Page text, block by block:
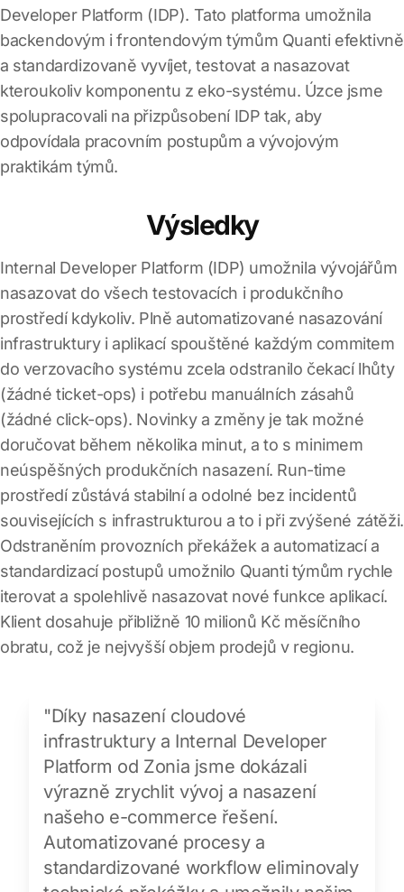
Developer Platform (IDP). Tato platforma umožnila
backendovým i frontendovým týmům Quanti efektivně
a standardizovaně vyvíjet, testovat a nasazovat
kteroukoliv komponentu z eko-systému. Úzce jsme
spolupracovali na přizpůsobení IDP tak, aby
odpovídala pracovním postupům a vývojovým
praktikám týmů.
Výsledky
Internal Developer Platform (IDP) umožnila vývojářům
nasazovat do všech testovacích i produkčního
prostředí kdykoliv. Plně automatizované nasazování
infrastruktury i aplikací spouštěné každým commitem
do verzovacího systému zcela odstranilo čekací lhůty
(žádné ticket-ops) i potřebu manuálních zásahů
(žádné click-ops). Novinky a změny je tak možné
doručovat během několika minut, a to s minimem
neúspěšných produkčních nasazení. Run-time
prostředí zůstává stabilní a odolné bez incidentů
souvisejících s infrastrukturou a to i při zvýšené zátěži.
Odstraněním provozních překážek a automatizací a
standardizací postupů umožnilo Quanti týmům rychle
iterovat a spolehlivě nasazovat nové funkce aplikací.
Klient dosahuje přibližně 10 milionů Kč měsíčního
obratu, což je nejvyšší objem prodejů v regionu.
"Díky nasazení cloudové
infrastruktury a Internal Developer
Platform od Zonia jsme dokázali
výrazně zrychlit vývoj a nasazení
našeho e-commerce řešení.
Automatizované procesy a
standardizované workflow eliminovaly